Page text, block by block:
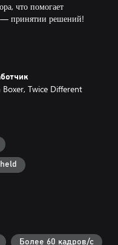
что помогает
— принятии решений!
или обернуть силы
которые станут вашим
режим для тех, кто
подземелья с 25+
с бонусами и
Boxer, Twice Different
Более 60 кадров/с